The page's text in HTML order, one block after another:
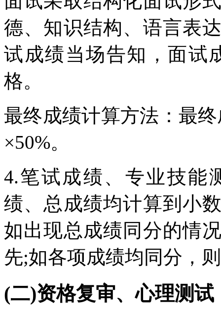
德、知识结构、语言表
试成绩当场告知，面试
格。
最终成绩计算方法：最
×50%。
4.笔试成绩、专业技能
绩、总成绩均计算到小
如出现总成绩同分的情
先;如各项成绩均同分，
(二)资格复审、心理测试